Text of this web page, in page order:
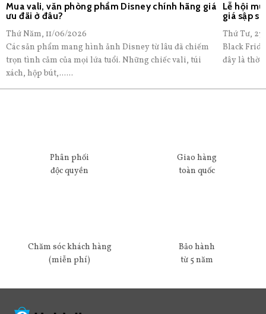
Mua vali, văn phòng phẩm Disney chính hãng giá
ưu đãi ở đâu?
Thứ Năm, 11/06/2026
Các sản phẩm mang hình ảnh Disney từ lâu đã chiếm
trọn tình cảm của mọi lứa tuổi. Những chiếc vali, túi
xách, hộp bút,......
Lễ hội
giá sập
Thứ Tư,
Black
đây là thời
Phân phối
độc quyền
Giao hàng
toàn quốc
Chăm sóc khách hàng
(miễn phí)
Bảo hành
từ 5 năm